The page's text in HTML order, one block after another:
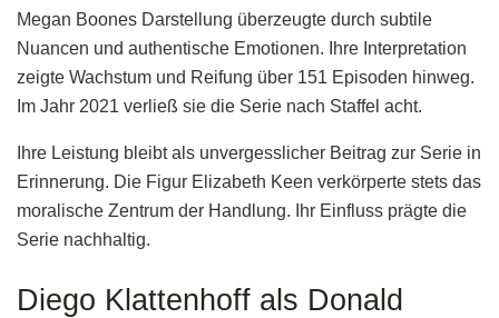
Megan Boones Darstellung überzeugte durch subtile
Nuancen und authentische Emotionen. Ihre Interpretation
zeigte Wachstum und Reifung über 151 Episoden hinweg.
Im Jahr 2021 verließ sie die Serie nach Staffel acht.
Ihre Leistung bleibt als unvergesslicher Beitrag zur Serie in
Erinnerung. Die Figur Elizabeth Keen verkörperte stets das
moralische Zentrum der Handlung. Ihr Einfluss prägte die
Serie nachhaltig.
Diego Klattenhoff als Donald